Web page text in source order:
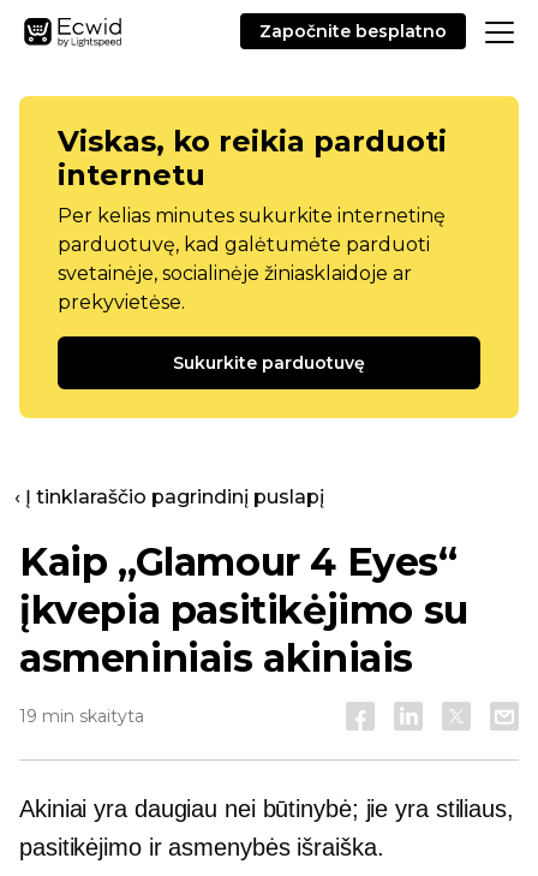
Započnite besplatno
Viskas, ko reikia parduoti
internetu
Per kelias minutes sukurkite internetinę
parduotuvę, kad galėtumėte parduoti
svetainėje, socialinėje žiniasklaidoje ar
prekyvietėse.
Sukurkite parduotuvę
‹ Į tinklaraščio pagrindinį puslapį
Kaip „Glamour 4 Eyes“
įkvepia pasitikėjimo su
asmeniniais akiniais
19 min skaityta
Akiniai yra daugiau nei būtinybė; jie yra stiliaus,
pasitikėjimo ir asmenybės išraiška.